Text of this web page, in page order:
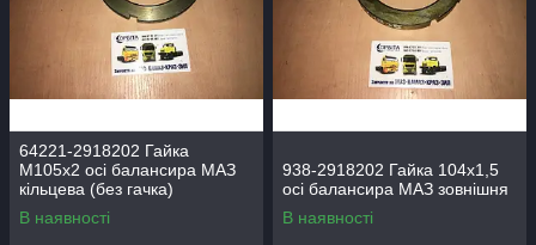
64221-2918202 Гайка
М105х2 осі балансира МАЗ
кільцева (без гачка)
В наявності
938-2918202 Гайка 104х1,5
осі балансира МАЗ зовнішня
В наявності